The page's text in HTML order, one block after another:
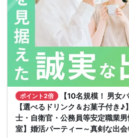
ポイント2倍
【10名規模！ 男女
【選べるドリンク＆お菓子付き
士・自衛官・公務員等安定職業
室】婚活パーティー～真剣な出会